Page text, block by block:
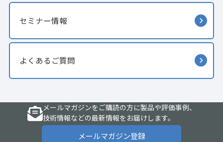
セミナー情報
よくあるご質問
メールマガジンをご購読の方に製品や評価事例、
技術情報などの最新情報をお届けします。
メールマガジン登録